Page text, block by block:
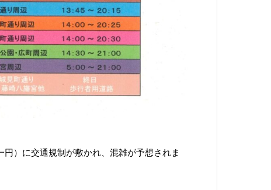
）に交通規制が敷かれ、混雑が予想されま